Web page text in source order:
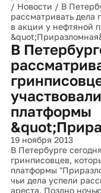
/ Новости / В
рассматривать дела
в акции у нефтяной
В
платформы
19 ноября 2013
В Петербурге
гринписовцев,
платформы
чьи дела успели
ареста. Поздно